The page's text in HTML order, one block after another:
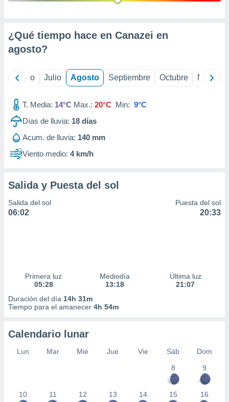
e
mediante
publicidad
publicidad
de
1199
¿Qué tiempo hace en Canazei en
agosto?
Junio Julio Agosto Septiembre Octubre
T. Media: 14°C Max.: 20°C Min: 9°C
Días de lluvia: 18 días
Acum. de lluvia: 140 mm
Viento medio: 4 km/h
Salida y Puesta del sol
Salida del sol
06:02
Puesta del sol
20:33
Primera luz
05:28
Mediodía
13:18
Última luz
21:07
Duración del día 14h 31m
Tiempo para el amanecer 4h 54m
Calendario lunar
Lun Mar Mié Jue Vie Sáb
Dom
8
9
10 11 12 13 14 15 16